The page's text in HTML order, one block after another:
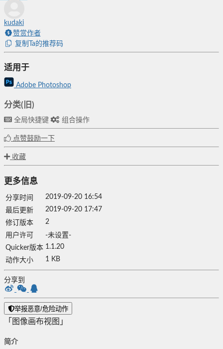
kudaki
赞赏作者
复制Ta的推荐码
适用于
Adobe Photoshop
分类(旧)
全局快捷键 组合操作
点赞鼓励一下
收藏
更多信息
分享时间
2019-09-20 16:54
最后更新
2019-09-20 17:47
修订版本
2
用户许可
-未设置-
Quicker版本 1.1.20
动作大小
1 KB
分享到
举报恶意/危险动作
「图像画布视图」
简介